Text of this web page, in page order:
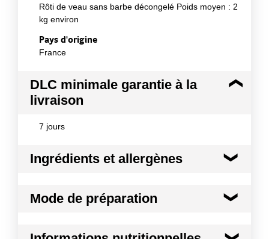
Rôti de veau sans barbe décongelé Poids moyen : 2
kg environ
Pays d'origine
France
DLC minimale garantie à la
livraison
7 jours
Ingrédients et allergènes
Espèce : Veau Origine : UE Morceau d'origine :
Mode de préparation